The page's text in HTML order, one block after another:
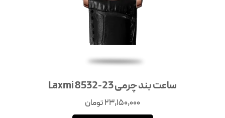
ساعت بند چرمی Laxmi 8532-23
23,150,000تومان